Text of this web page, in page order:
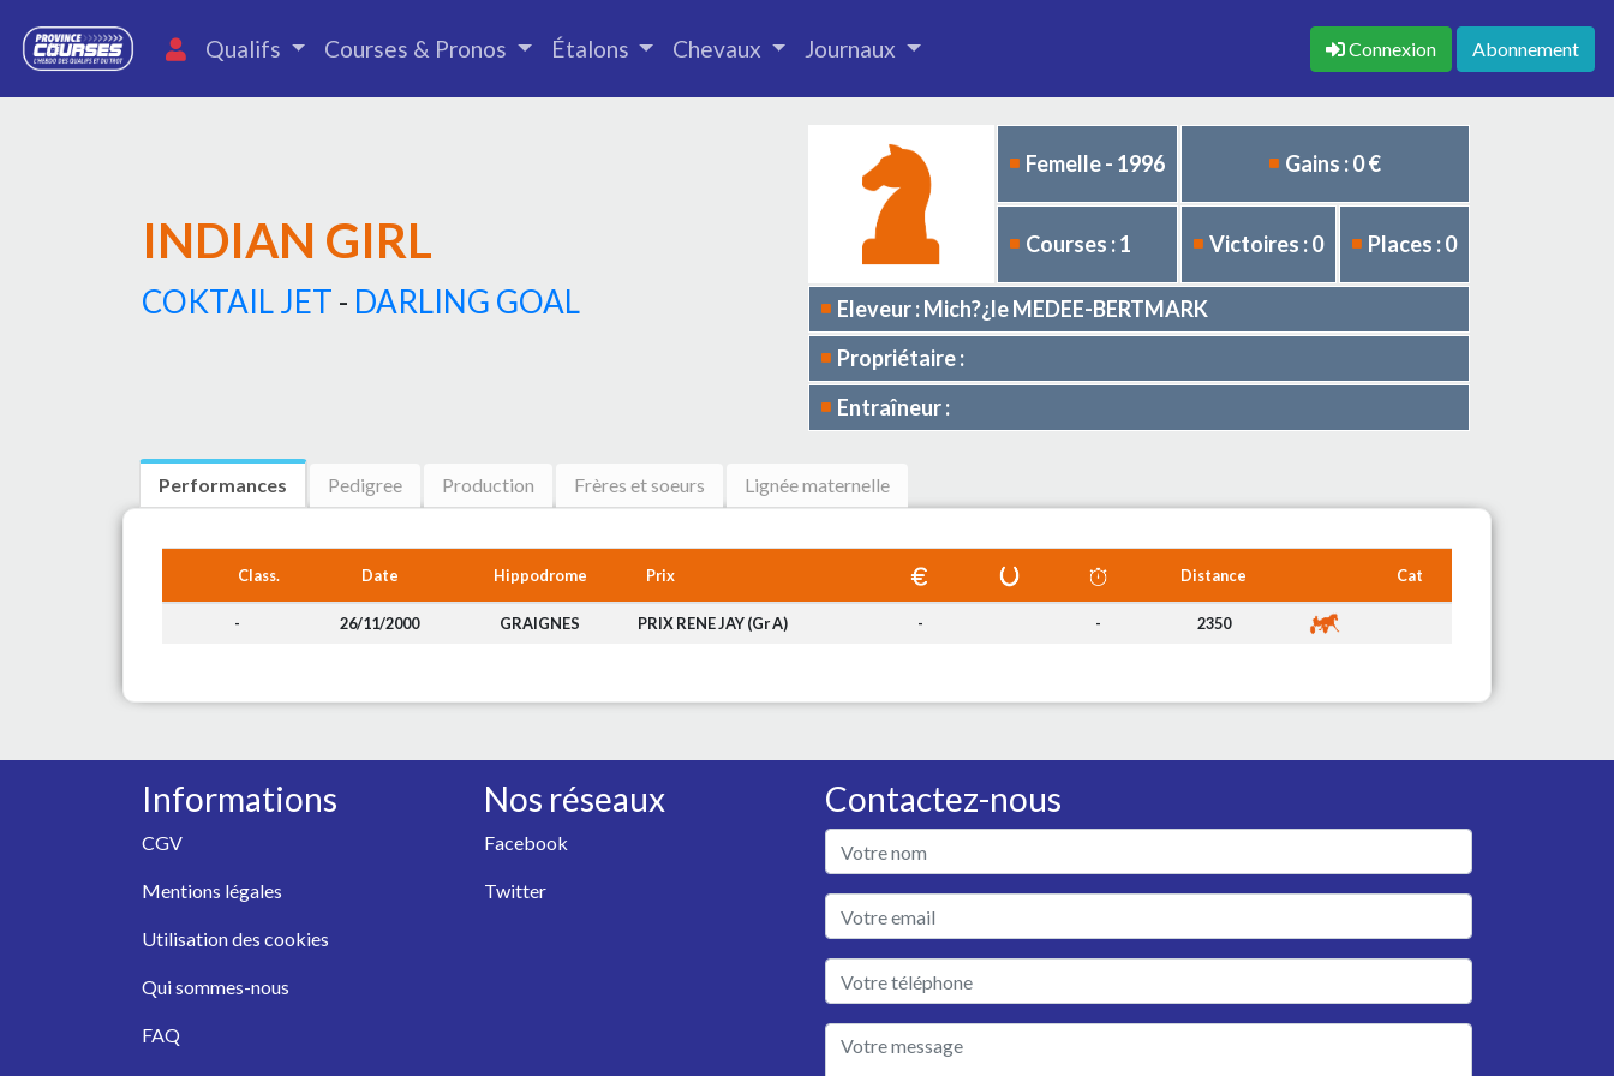
Qualifs Courses & Pronos Étalons Chevaux Journaux Connexion Abonnement
INDIAN GIRL
COKTAIL JET - DARLING GOAL
Femelle - 1996 Gains : 0 €
Courses : 1 Victoires : 0 Places : 0
Eleveur : Mich?¿le MEDEE-BERTMARK
Propriétaire :
Entraîneur :
Performances Pedigree Production Frères et soeurs Lignée maternelle
Class. Date Hippodrome Prix Distance Cat
- 26/11/2000 GRAIGNES PRIX RENE JAY (Gr A) - - 2350
Informations
CGV
Mentions légales
Utilisation des cookies
Qui sommes-nous
FAQ
Nos réseaux
Facebook
Twitter
Contactez-nous